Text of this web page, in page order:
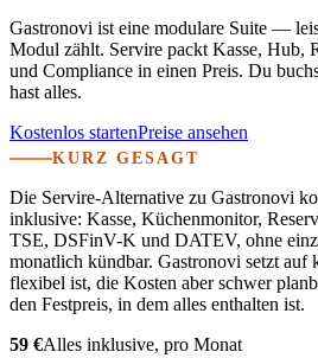
Gastronovi ist eine modulare Suite —
Modul zählt. Servire packt Kasse, Hub,
und Compliance in einen Preis. Du
hast alles.
Kostenlos startenPreise ansehen
KURZ GESAGT
Die Servire-Alternative zu Gastronovi
inklusive: Kasse, Küchenmonitor,
TSE, DSFinV-K und DATEV, ohne
monatlich kündbar. Gastronovi setzt auf
flexibel ist, die Kosten aber schwer
den Festpreis, in dem alles enthalten ist.
59 €Alles inklusive, pro Monat